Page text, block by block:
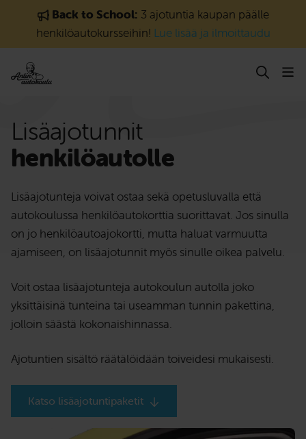
Siirry sisältöönBack to School: 3 ajotuntia kaupan päälle
henkilöautokursseihin! Lue lisää ja ilmoittaudu
Lisäajotunnit
henkilöautolle
Lisäajotunteja voivat ostaa sekä opetusluvalla että
autokoulussa henkilöautokorttia suorittavat. Jos sinulla
on jo henkilöautoajokortti, mutta haluat varmuutta
ajamiseen, on lisäajotunnit myös sinulle oikea palvelu.
Voit ostaa lisäajotunteja autokoulun autolla joko
yksittäisinä tunteina tai useamman tunnin pakettina,
jolloin säästä kokonaishinnassa.
Ajotuntien sisältö räätälöidään toiveidesi mukaisesti.
Katso lisäajotuntipaketit